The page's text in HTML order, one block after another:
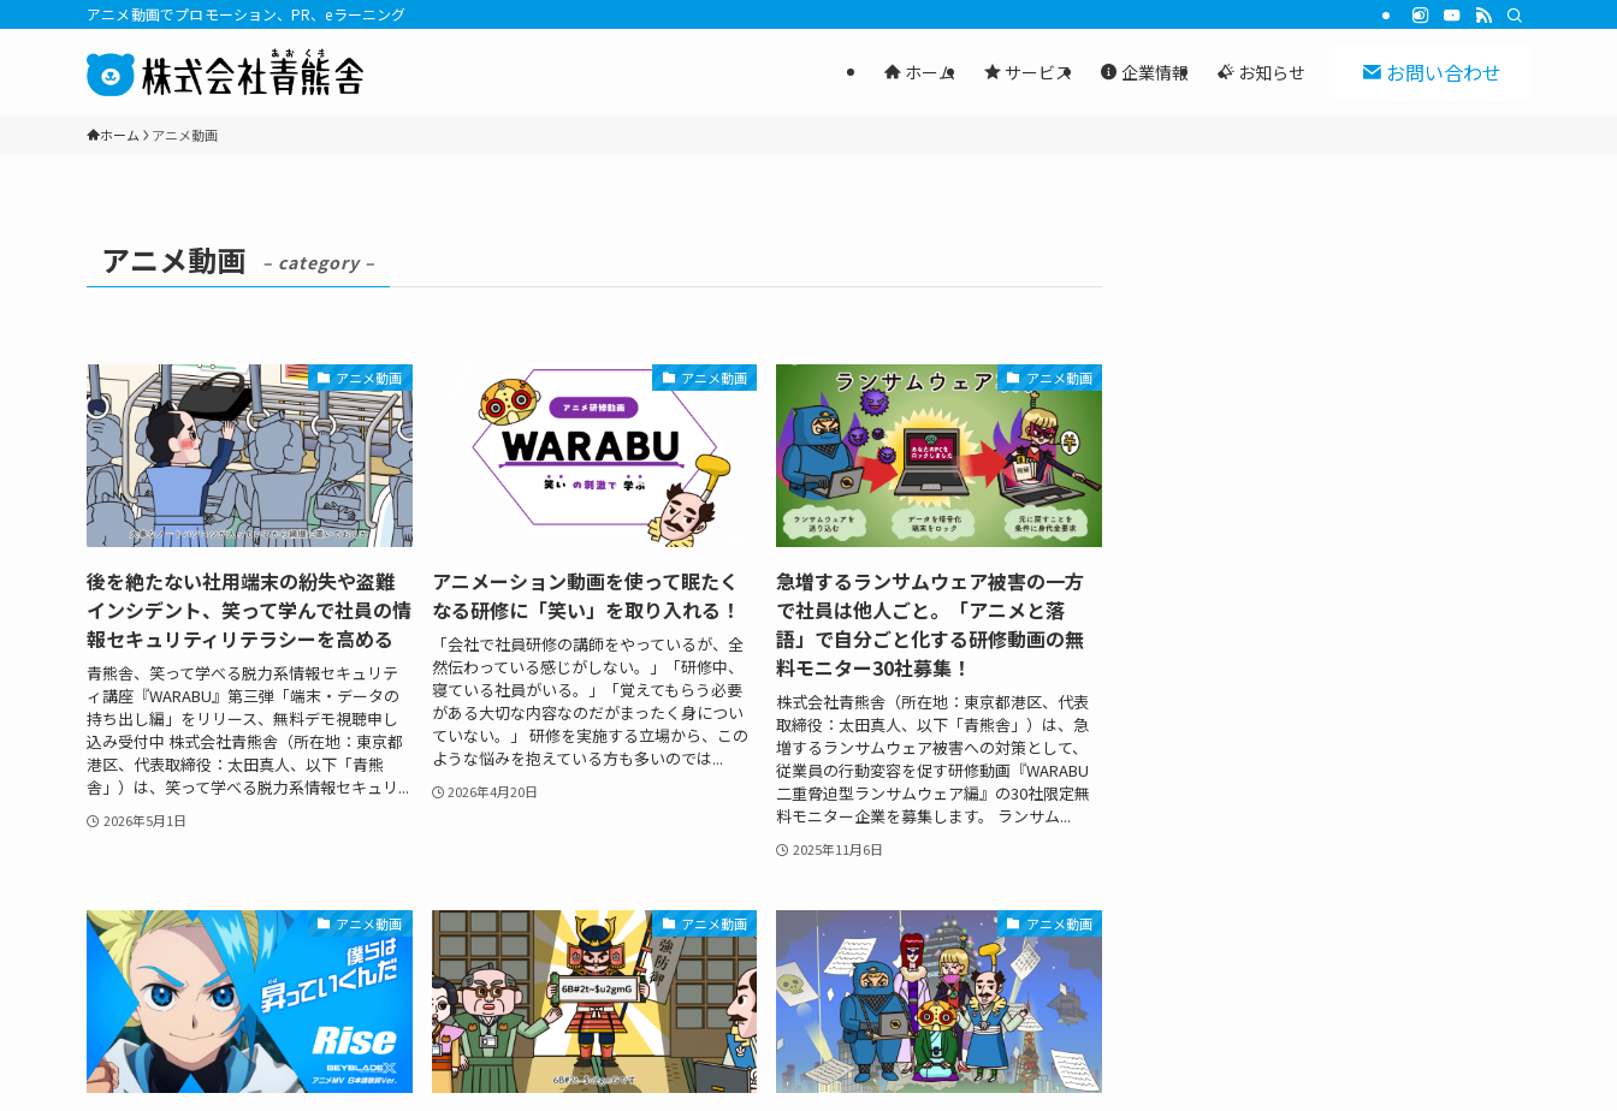
アニメ動画でプロモーション、PR、eラーニング
ホーム サービス 企業情報 お知らせ お問い合わせ
ホーム アニメ動画
アニメ動画 – category –
アニメ動画
後を絶たない社用端末の紛失や盗難
インシデント、笑って学んで社員の情
報セキュリティリテラシーを高める
青熊舎、笑って学べる脱力系情報セキュリテ
ィ講座『WARABU』第三弾「端末・データの
持ち出し編」をリリース、無料デモ視聴申し
込み受付中 株式会社青熊舎（所在地：東京都
港区、代表取締役：太田真人、以下「青熊
舎」）は、笑って学べる脱力系情報セキュリ...
2026年5月1日
アニメ動画
アニメーション動画を使って眠たく
なる研修に「笑い」を取り入れる！
「会社で社員研修の講師をやっているが、全
然伝わっている感じがしない。」「研修中、
寝ている社員がいる。」「覚えてもらう必要
がある大切な内容なのだがまったく身につい
ていない。」 研修を実施する立場から、この
ような悩みを抱えている方も多いのでは...
2026年4月20日
アニメ動画
急増するランサムウェア被害の一方
で社員は他人ごと。「アニメと落
語」で自分ごと化する研修動画の無
料モニター30社募集！
株式会社青熊舎（所在地：東京都港区、代表
取締役：太田真人、以下「青熊舎」）は、急
増するランサムウェア被害への対策として、
従業員の行動変容を促す研修動画『WARABU
二重脅迫型ランサムウェア編』の30社限定無
料モニター企業を募集します。 ランサム...
2025年11月6日
アニメ動画 アニメ動画 アニメ動画